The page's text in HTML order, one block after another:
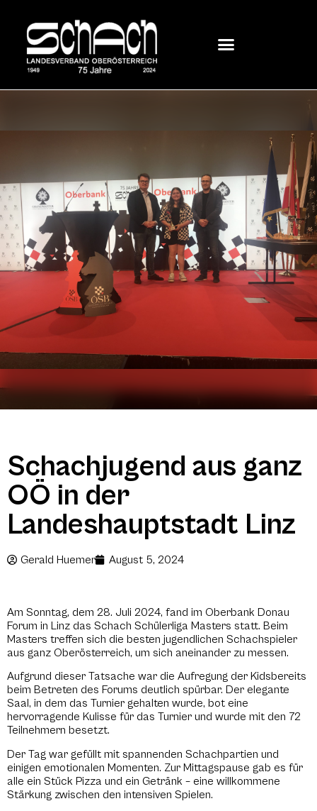
Schachjugend aus ganz
OÖ in der
Landeshauptstadt Linz
Gerald Huemer August 5, 2024
Am Sonntag, dem 28. Juli 2024, fand im Oberbank Donau
Forum in Linz das Schach Schülerliga Masters statt. Beim
Masters treffen sich die besten jugendlichen Schachspieler
aus ganz Oberösterreich, um sich aneinander zu messen.
Aufgrund dieser Tatsache war die Aufregung der Kidsbereits
beim Betreten des Forums deutlich spürbar. Der elegante
Saal, in dem das Turnier gehalten wurde, bot eine
hervorragende Kulisse für das Turnier und wurde mit den 72
Teilnehmern besetzt.
Der Tag war gefüllt mit spannenden Schachpartien und
einigen emotionalen Momenten. Zur Mittagspause gab es für
alle ein Stück Pizza und ein Getränk – eine willkommene
Stärkung zwischen den intensiven Spielen.